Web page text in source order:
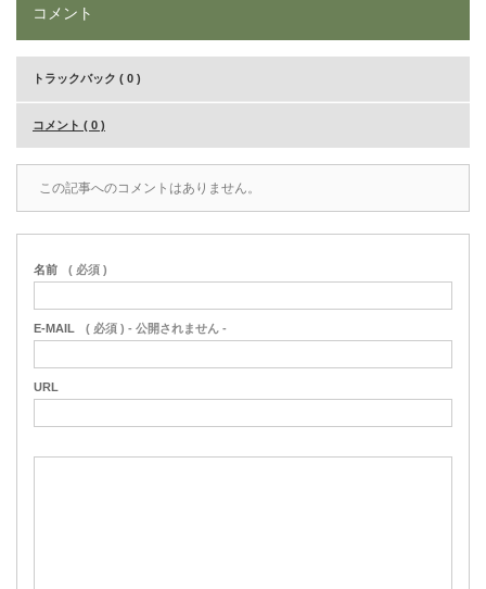
コメント
トラックバック ( 0 )
コメント ( 0 )
この記事へのコメントはありません。
名前 ( 必須 )
E-MAIL ( 必須 ) - 公開されません -
URL